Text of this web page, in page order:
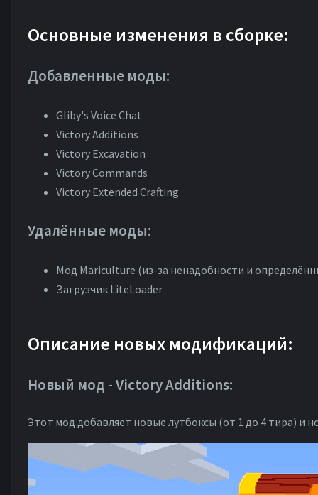
Основные изменения в сборке:
Добавленные моды:
Gliby's Voice Chat
Victory Additions
Victory Excavation
Victory Commands
Victory Extended Crafting
Удалённые моды:
Мод Mariculture (из-за ненадобности и
Загрузчик LiteLoader
Описание новых модификаций:
Новый мод - Victory Additions:
Этот мод добавляет новые лутбоксы (от 1 до 4 тира) и